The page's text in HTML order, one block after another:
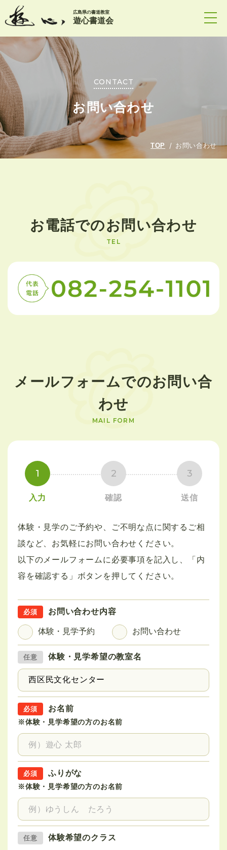
広島県の書道教室
遊心書道会
CONTACT
お問い合わせ
TOP お問い合わせ
お電話でのお問い合わせ
TEL
メールフォームでのお問い合
わせ
MAIL FORM
1
入力
2
確認
3
送信
体験・見学のご予約や、ご不明な点に関するご相
談など、お気軽にお問い合わせください。
以下のメールフォームに必要事項を記入し、「内
容を確認する」ボタンを押してください。
お問い合わせ内容
体験・見学予約 お問い合わせ
体験・見学希望の教室名
お名前
※体験・見学希望の方のお名前
ふりがな
※体験・見学希望の方のお名前
体験希望のクラス